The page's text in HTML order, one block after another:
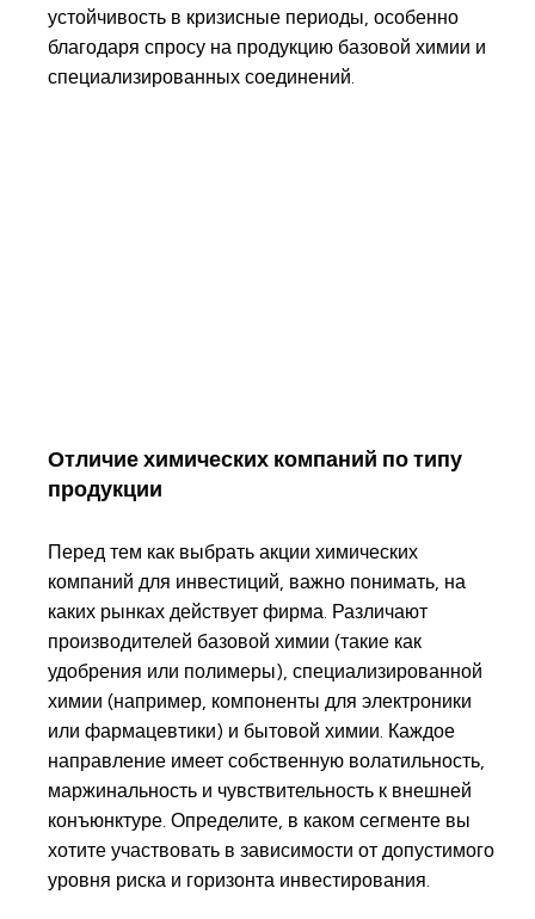
устойчивость в кризисные периоды, особенно
благодаря спросу на продукцию базовой химии и
специализированных соединений.
Отличие химических компаний по типу
продукции
Перед тем как выбрать акции химических
компаний для инвестиций, важно понимать, на
каких рынках действует фирма. Различают
производителей базовой химии (такие как
удобрения или полимеры), специализированной
химии (например, компоненты для электроники
или фармацевтики) и бытовой химии. Каждое
направление имеет собственную волатильность,
маржинальность и чувствительность к внешней
конъюнктуре. Определите, в каком сегменте вы
хотите участвовать в зависимости от допустимого
уровня риска и горизонта инвестирования.